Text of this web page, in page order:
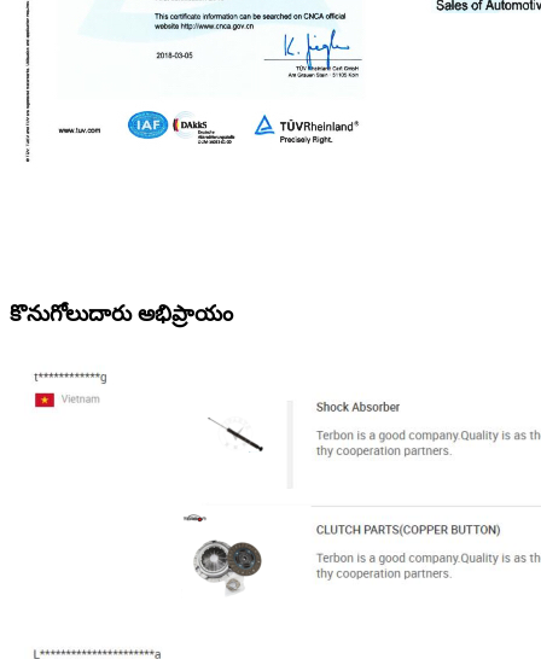
కొనుగోలుదారు అభిప్రాయం